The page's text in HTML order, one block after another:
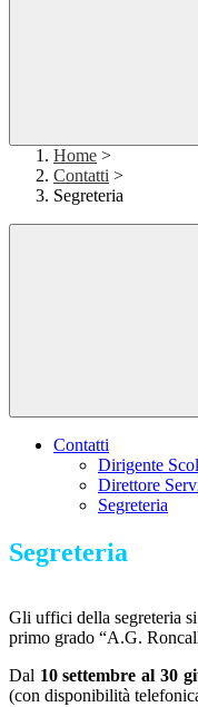
Home >
Contatti >
Segreteria
Contatti
Dirigente
Direttore
Segreteria
Segreteria
Gli uffici della segreteria
primo grado “A.G.
Dal 10 settembre al 30
(con disponibilità